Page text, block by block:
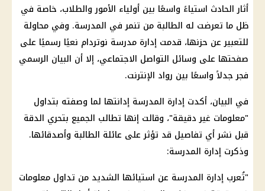
أثار الحادث استياءً واسعًا بين أولياء الأموروالطلاب، خاصة في
ظل ما تعرضت له الطالبة من تنمر في المدرسة. وفي محاولة
للتعبير عن حزنها، قدمت إدارة مدرسة نوتردام نعيًا رسميًا على
صفحتها على وسائل التواصل الاجتماعي، إلا أن البيان الرسمي
فجر جدلاً واسعًا بين رواد الإنترنت.
في البيان، أكدت إدارة المدرسة إدانتها لما وصفته بتداول
"معلومات غير دقيقة"، وقالت إنها تطالب الجميع بتحري الدقة
قبل نشر أي تفاصيل قد تؤثر على عائلة الطالبة وأصدقائها.
وذكرت إدارة المدرسة:
"تُعرب إدارة المدرسة عن استيائها الشديد من تداول معلومات